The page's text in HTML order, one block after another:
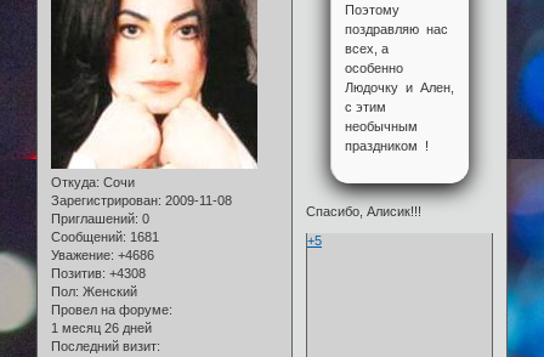
Откуда: Сочи
Зарегистрирован: 2009-11-08
Приглашений: 0
Сообщений: 1681
Уважение: +4686
Позитив: +4308
Пол: Женский
Провел на форуме:
1 месяц 26 дней
Последний визит:
Поэтому
поздравляю нас
всех, а
особенно
Людочку и Ален,
с этим
необычным
праздником !
Спасибо, Алисик!!!
+5